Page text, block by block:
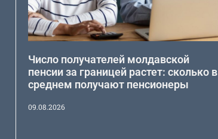
Число получателей молдавской
пенсии за границей растет: сколько в
среднем получают пенсионеры
09.08.2026